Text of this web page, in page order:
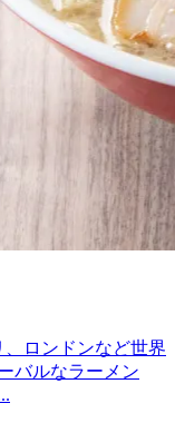
ロンドンなど世界
バルなラーメン